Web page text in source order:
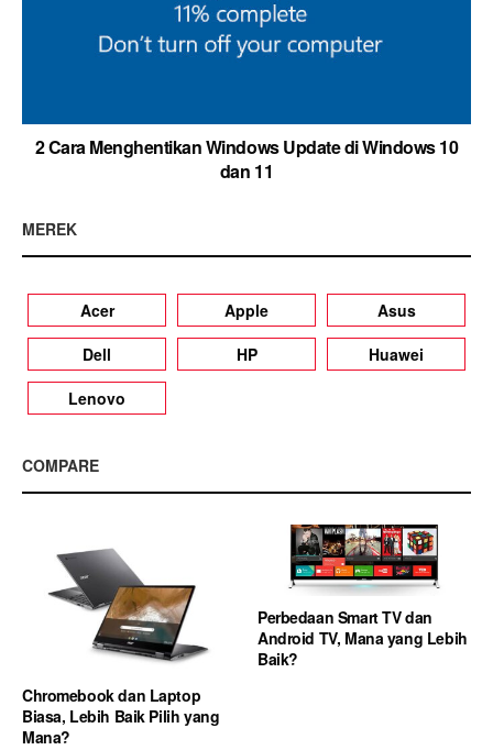
2 Cara Menghentikan Windows Update di Windows 10
dan 11
MEREK
Acer Apple
Asus
Dell
HP
Huawei
Lenovo
COMPARE
Chromebook dan Laptop
Biasa, Lebih Baik Pilih yang
Mana?
Perbedaan Smart TV dan
Android TV, Mana yang Lebih
Baik?